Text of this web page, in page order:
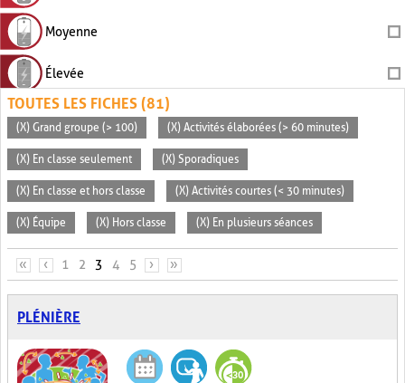
Moyenne
Élevée
TOUTES LES FICHES (81)
(X) Grand groupe (> 100) (X) Activités élaborées (> 60 minutes)
(X) En classe seulement (X) Sporadiques
(X) En classe et hors classe (X) Activités courtes (< 30 minutes)
(X) Équipe (X) Hors classe (X) En plusieurs séances
PAGES
« ‹ 1 2 3 4 5 › »
PLÉNIÈRE